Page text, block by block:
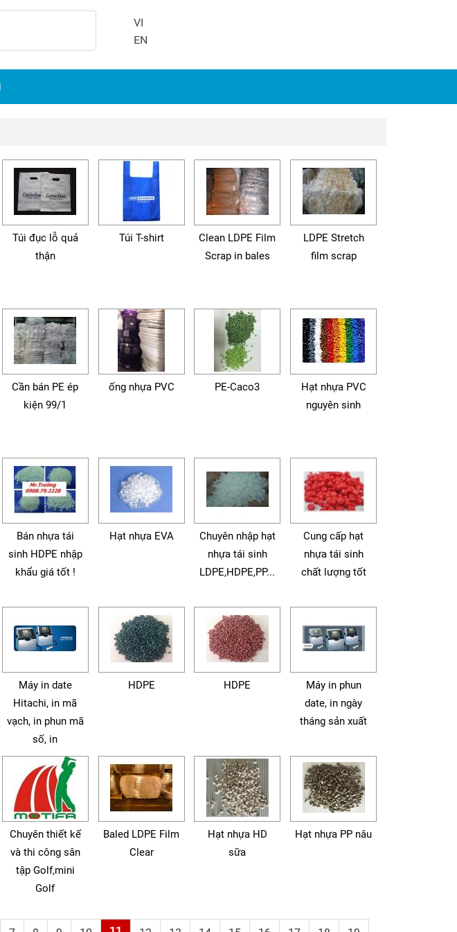
VI
EN
Túi đục lỗ quả
thận
Túi T-shirt
Clean LDPE Film
Scrap in bales
LDPE Stretch
film scrap
Cần bán PE ép
kiện 99/1
ống nhựa PVC PE-Caco3
Hạt nhựa PVC
nguyên sinh
Bán nhựa tái
sinh HDPE nhập
khẩu giá tốt !
Hạt nhựa EVA
Chuyên nhập hạt
nhựa tái sinh
LDPE,HDPE,PP...
Cung cấp hạt
nhựa tái sinh
chất lượng tốt
Máy in date
Hitachi, in mã
vạch, in phun mã
số, in
HDPE HDPE
Máy in phun
date, in ngày
tháng sản xuất
Chuyên thiết kế
và thi công sân
tập Golf,mini
Golf
Baled LDPE Film
Clear
Hạt nhựa HD
sữa
Hạt nhựa PP nâu